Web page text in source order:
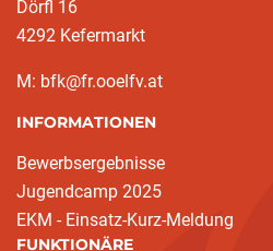
Dörfl 16
4292 Kefermarkt
M: bfk@fr.ooelfv.at
INFORMATIONEN
Bewerbsergebnisse
Jugendcamp 2025
EKM - Einsatz-Kurz-Meldung
FUNKTIONÄRE